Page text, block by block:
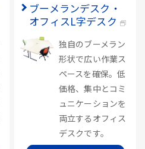
ブーメランデスク・
オフィスL字デスク
独自のブーメラン
形状で広い作業ス
ペースを確保。低
価格、集中とコミ
ュニケーションを
両立するオフィス
デスクです。